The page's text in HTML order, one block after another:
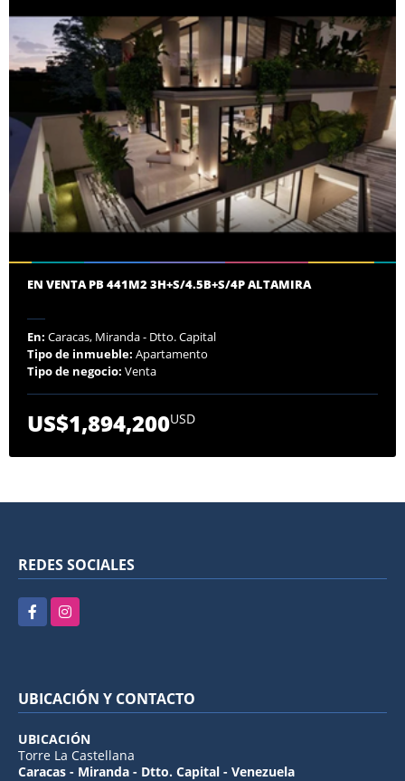
EN VENTA PB 441M2 3H+S/4.5B+S/4P ALTAMIRA
En: Caracas, Miranda - Dtto. Capital
Tipo de inmueble: Apartamento
Tipo de negocio: Venta
US$1,894,200USD
REDES SOCIALES
FacebookInstagram
UBICACIÓN Y CONTACTO
UBICACIÓN
Torre La Castellana
Caracas - Miranda - Dtto. Capital - Venezuela